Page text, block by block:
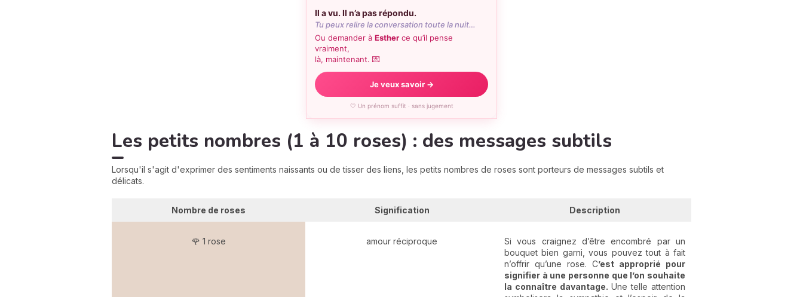
Il a vu. Il n’a pas répondu.
Tu peux relire la conversation toute la nuit…
Ou demander à Esther ce qu’il pense
vraiment,
là, maintenant. 💌
Je veux savoir →
🤍 Un prénom suffit · sans jugement
Les petits nombres (1 à 10 roses) : des messages subtils
Lorsqu'il s'agit d'exprimer des sentiments naissants ou de tisser des liens, les petits nombres de roses sont porteurs de messages subtils et
délicats.
Nombre de roses Signification Description
🌹 1 rose amour réciproque
Si vous craignez d’être encombré par un
bouquet bien garni, vous pouvez tout à fait
n’offrir qu’une rose. C’est approprié pour
signifier à une personne que l’on souhaite
la connaître davantage. Une telle attention